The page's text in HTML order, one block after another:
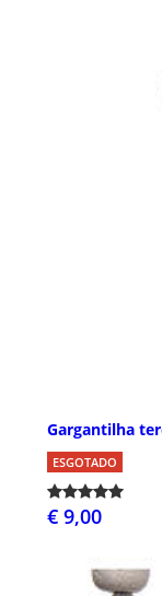
Gargantilha
ESGOTADO
€ 9,00